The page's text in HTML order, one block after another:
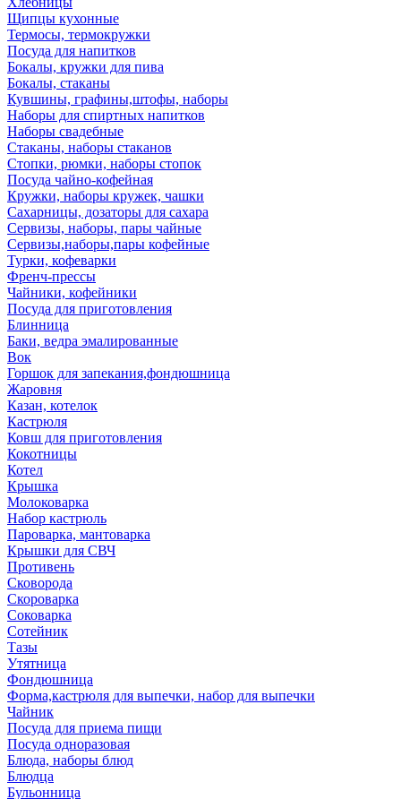
Щипцы кухонные
Термосы, термокружки
Посуда для напитков
Бокалы, кружки для пива
Бокалы, стаканы
Кувшины, графины,штофы, наборы
Наборы для спиртных напитков
Наборы свадебные
Стаканы, наборы стаканов
Стопки, рюмки, наборы стопок
Посуда чайно-кофейная
Кружки, наборы кружек, чашки
Сахарницы, дозаторы для сахара
Сервизы, наборы, пары чайные
Сервизы,наборы,пары кофейные
Турки, кофеварки
Френч-прессы
Чайники, кофейники
Посуда для приготовления
Блинница
Баки, ведра эмалированные
Вок
Горшок для запекания,фондюшница
Жаровня
Казан, котелок
Кастрюля
Ковш для приготовления
Кокотницы
Котел
Крышка
Молоковарка
Набор кастрюль
Пароварка, мантоварка
Крышки для СВЧ
Противень
Сковорода
Скороварка
Соковарка
Сотейник
Тазы
Утятница
Фондюшница
Форма,кастрюля для выпечки, набор для выпечки
Чайник
Посуда для приема пищи
Посуда одноразовая
Блюда, наборы блюд
Блюдца
Бульонница